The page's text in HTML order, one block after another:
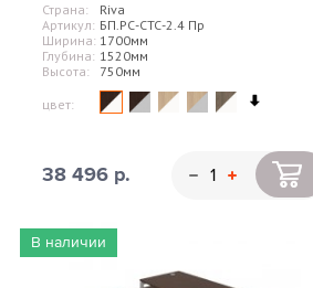
Страна:
Riva
Артикул: БП.РС-СТС-2.4 Пр
Ширина: 1700мм
Глубина: 1520мм
Высота:
750мм
цвет:
38 496 р.
В наличии